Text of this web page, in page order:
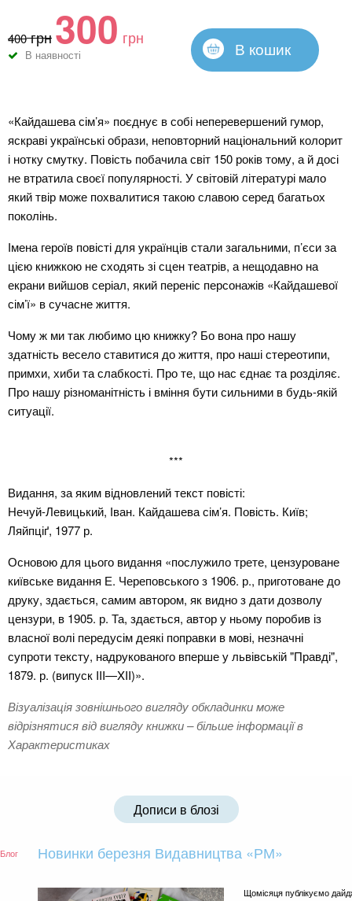
400грн300 грн
В наявності В кошик
«Кайдашева сім’я» поєднує в собі неперевершений гумор,
яскраві українські образи, неповторний національний колорит
і нотку смутку. Повість побачила світ 150 років тому, а й досі
не втратила своєї популярності. У світовій літературі мало
який твір може похвалитися такою славою серед багатьох
поколінь.
Імена героїв повісті для українців стали загальними, п’єси за
цією книжкою не сходять зі сцен театрів, а нещодавно на
екрани вийшов серіал, який переніс персонажів «Кайдашевої
сім’ї» в сучасне життя.
Чому ж ми так любимо цю книжку? Бо вона про нашу
здатність весело ставитися до життя, про наші стереотипи,
примхи, хиби та слабкості. Про те, що нас єднає та розділяє.
Про нашу різноманітність і вміння бути сильними в будь-якій
ситуації.
***
Видання, за яким відновлений текст повісті:
Нечуй-Левицький, Іван. Кайдашева сім’я. Повість. Київ;
Ляйпціґ, 1977 р.
Основою для цього видання «послужило трете, цензуроване
київське видання Е. Череповського з 1906. р., приготоване до
друку, здається, самим автором, як видно з дати дозволу
цензури, в 1905. р. Та, здається, автор у ньому поробив із
власної волі передусім деякі поправки в мові, незначні
супроти тексту, надрукованого вперше у львівській "Правді",
1879. р. (випуск III—XII)».
Візуалізація зовнішнього вигляду обкладинки може
відрізнятися від вигляду книжки – більше інформації в
Характеристиках
Дописи в блозі
Блог Новинки березня Видавництва «РМ»
Щомісяця публікуємо